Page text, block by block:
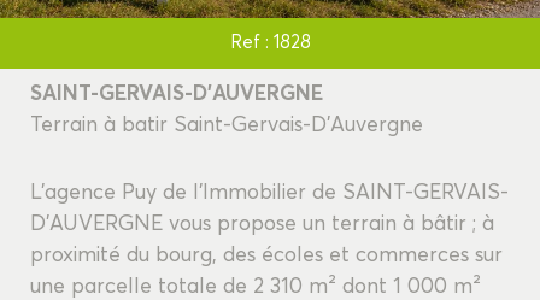
Ref : 1828
SAINT-GERVAIS-D'AUVERGNE
Terrain à batir Saint-Gervais-D'Auvergne
L'agence Puy de l'Immobilier de SAINT-GERVAIS-
D'AUVERGNE vous propose un terrain à bâtir ; à
proximité du bourg, des écoles et commerces sur
une parcelle totale de 2 310 m² dont 1 000 m²